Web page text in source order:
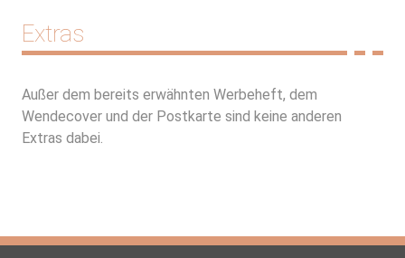
Extras
Außer dem bereits erwähnten Werbeheft, dem
Wendecover und der Postkarte sind keine anderen
Extras dabei.